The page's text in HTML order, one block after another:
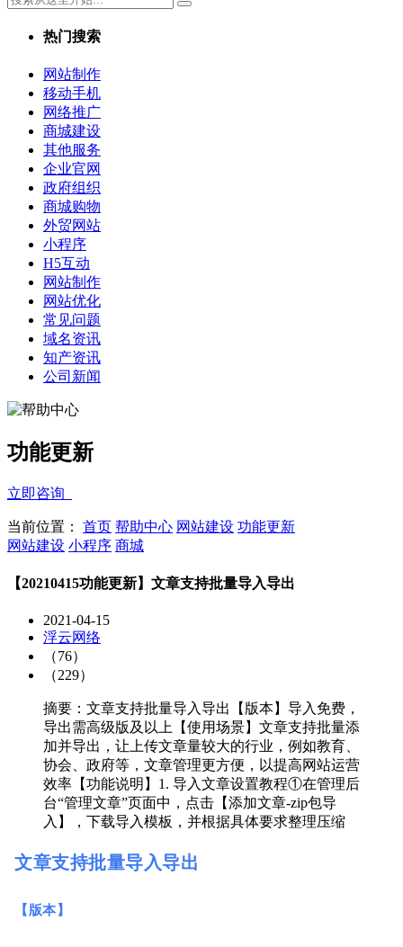
热门搜索
网站制作
移动手机
网络推广
商城建设
其他服务
企业官网
政府组织
商城购物
外贸网站
小程序
H5互动
网站制作
网站优化
常见问题
域名资讯
知产资讯
公司新闻
功能更新
立即咨询
当前位置： 首页 帮助中心 网站建设 功能更新
网站建设 小程序 商城
【20210415功能更新】文章支持批量导入导出
2021-04-15
浮云网络
（76）
（229）
摘要：文章支持批量导入导出【版本】导入免费，
导出需高级版及以上【使用场景】文章支持批量添
加并导出，让上传文章量较大的行业，例如教育、
协会、政府等，文章管理更方便，以提高网站运营
效率【功能说明】1. 导入文章设置教程①在管理后
台“管理文章”页面中，点击【添加文章-zip包导
入】，下载导入模板，并根据具体要求整理压缩
文章支持批量导入导出
【版本】